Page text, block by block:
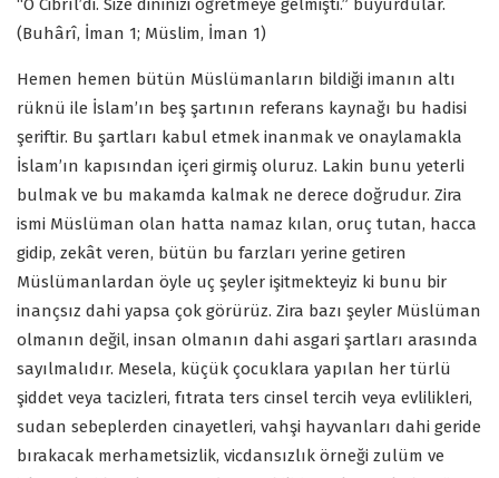
“O Cibrîl’di. Size dininizi öğretmeye gelmişti.” buyurdular.
(Buhârî, İman 1; Müslim, İman 1)
Hemen hemen bütün Müslümanların bildiği imanın altı
rüknü ile İslam’ın beş şartının referans kaynağı bu hadisi
şeriftir. Bu şartları kabul etmek inanmak ve onaylamakla
İslam’ın kapısından içeri girmiş oluruz. Lakin bunu yeterli
bulmak ve bu makamda kalmak ne derece doğrudur. Zira
ismi Müslüman olan hatta namaz kılan, oruç tutan, hacca
gidip, zekât veren, bütün bu farzları yerine getiren
Müslümanlardan öyle uç şeyler işitmekteyiz ki bunu bir
inançsız dahi yapsa çok görürüz. Zira bazı şeyler Müslüman
olmanın değil, insan olmanın dahi asgari şartları arasında
sayılmalıdır. Mesela, küçük çocuklara yapılan her türlü
şiddet veya tacizleri, fıtrata ters cinsel tercih veya evlilikleri,
sudan sebeplerden cinayetleri, vahşi hayvanları dahi geride
bırakacak merhametsizlik, vicdansızlık örneği zulüm ve